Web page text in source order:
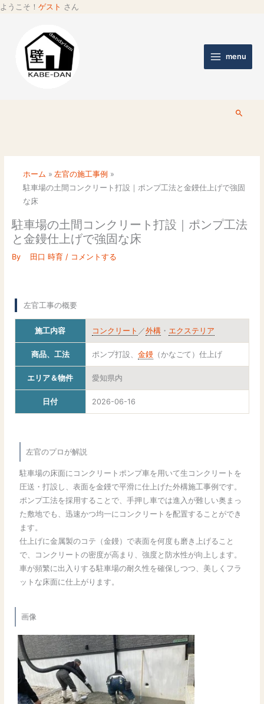
ようこそ！ ゲスト さん
menu
検
ホーム
左官の施工事例
駐車場の土間コンクリート打設｜ポンプ工法と金鏝仕上げで強固
な床
駐車場の土間コンクリート打設｜ポンプ工法
と金鏝仕上げで強固な床
By 田口 時育 / コメントする
左官工事の概要
施工内容 コンクリート ／外構・ エクステリア
商品、工法 ポンプ打設、 金鏝（かなごて）仕上げ
エリア＆物件 愛知県内
日付 2026-06-16
左官のプロが解説
駐車場の床面にコンクリートポンプ車を用いて生コンクリートを
圧送・打設し、表面を金鏝で平滑に仕上げた外構施工事例です。
ポンプ工法を採用することで、手押し車では進入が難しい奥まっ
た敷地でも、迅速かつ均一にコンクリートを配置することができ
ます。
仕上げに金属製のコテ（金鏝）で表面を何度も磨き上げること
で、コンクリートの密度が高まり、強度と防水性が向上します。
車が頻繁に出入りする駐車場の耐久性を確保しつつ、美しくフラ
ットな床面に仕上がります。
画像